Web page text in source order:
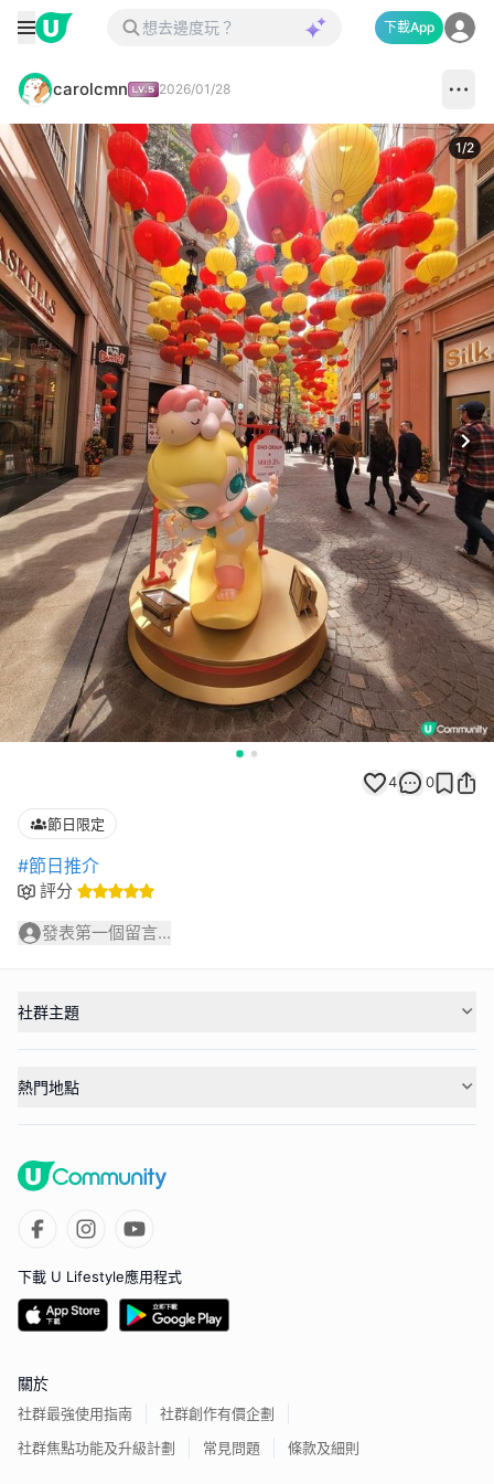
下載App
carolcmn 2026/01/28
1/2
4 0
節日限定
#節日推介
評分
發表第一個留言...
社群主題
熱門地點
下載 U Lifestyle應用程式
關於
社群最強使用指南
社群創作有價企劃
社群焦點功能及升級計劃
常見問題 條款及細則